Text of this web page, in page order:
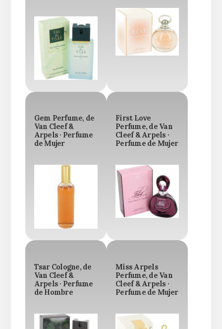
Gem Perfume, de
Van Cleef &
Arpels · Perfume
de Mujer
First Love
Perfume, de Van
Cleef & Arpels ·
Perfume de Mujer
Tsar Cologne, de
Van Cleef &
Arpels · Perfume
de Hombre
Miss Arpels
Perfume, de Van
Cleef & Arpels ·
Perfume de Mujer